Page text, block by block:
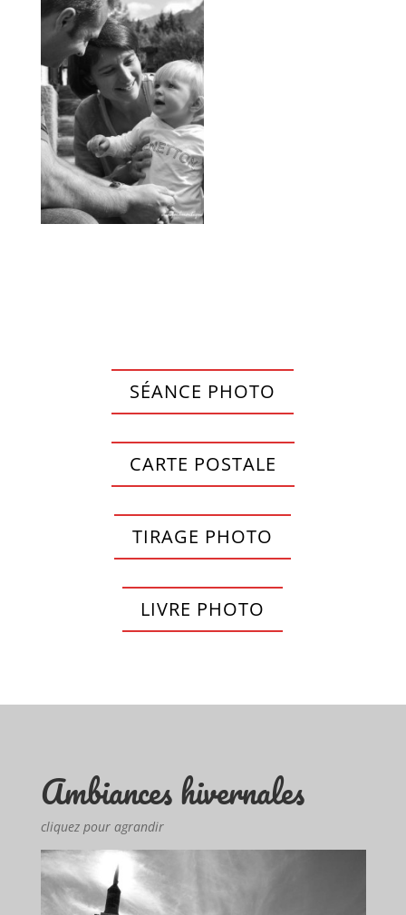
SÉANCE PHOTO
CARTE POSTALE
TIRAGE PHOTO
LIVRE PHOTO
Ambiances hivernales
cliquez pour agrandir